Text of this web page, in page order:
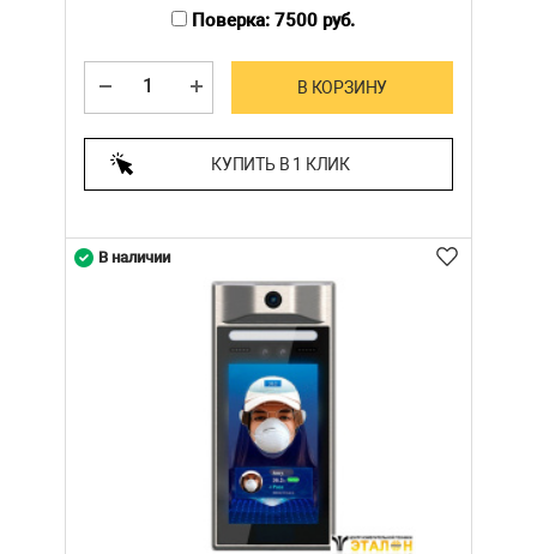
Поверка: 7500 руб.
В КОРЗИНУ
КУПИТЬ В 1 КЛИК
В наличии